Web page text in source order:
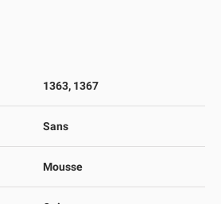
1363, 1367
Sans
Mousse